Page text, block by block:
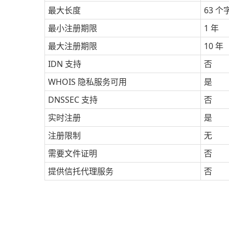
最大长度
63 个
最小注册期限
1 年
最大注册期限
10 年
IDN 支持
否
WHOIS 隐私服务可用
是
DNSSEC 支持
否
实时注册
是
注册限制
无
需要文件证明
否
提供信托代理服务
否